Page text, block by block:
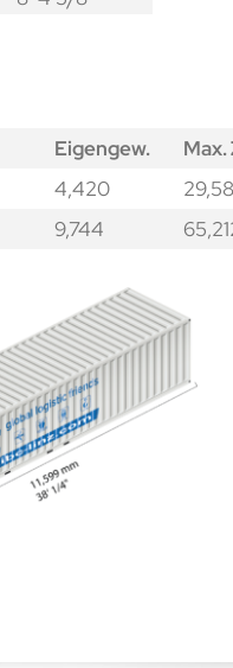
Eigengew.
4,420
9,744